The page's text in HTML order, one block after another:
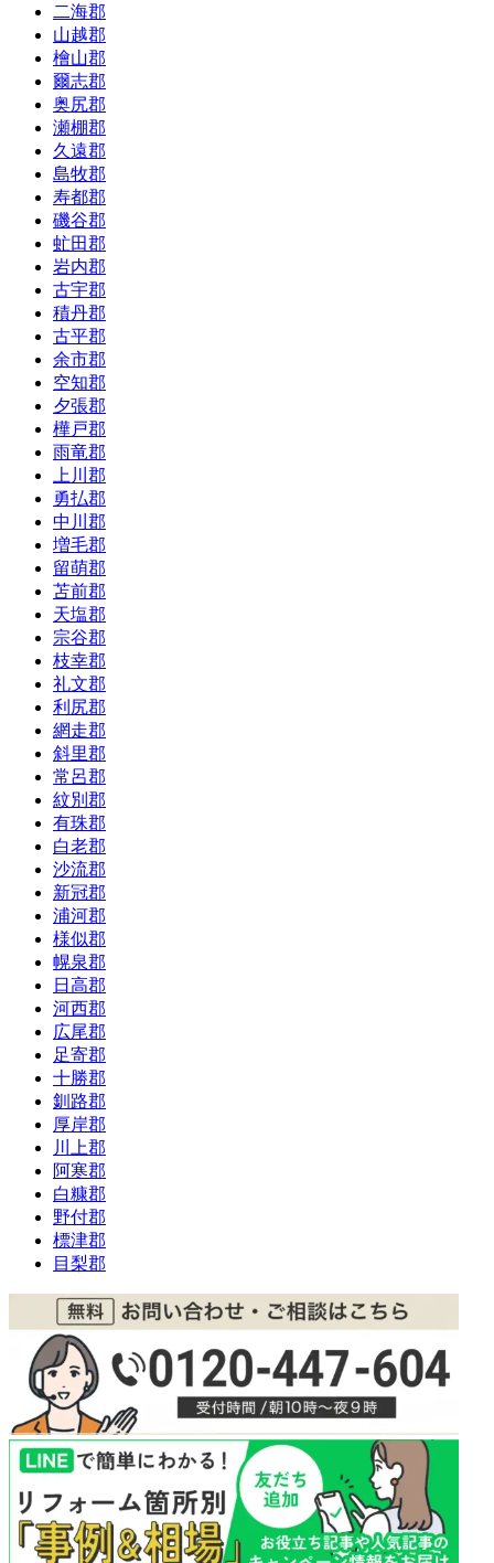
二海郡
山越郡
檜山郡
爾志郡
奥尻郡
瀬棚郡
久遠郡
島牧郡
寿都郡
磯谷郡
虻田郡
岩内郡
古宇郡
積丹郡
古平郡
余市郡
空知郡
夕張郡
樺戸郡
雨竜郡
上川郡
勇払郡
中川郡
増毛郡
留萌郡
苫前郡
天塩郡
宗谷郡
枝幸郡
礼文郡
利尻郡
網走郡
斜里郡
常呂郡
紋別郡
有珠郡
白老郡
沙流郡
新冠郡
浦河郡
様似郡
幌泉郡
日高郡
河西郡
広尾郡
足寄郡
十勝郡
釧路郡
厚岸郡
川上郡
阿寒郡
白糠郡
野付郡
標津郡
目梨郡